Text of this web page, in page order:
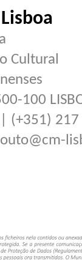
Cultural
100
(+351)